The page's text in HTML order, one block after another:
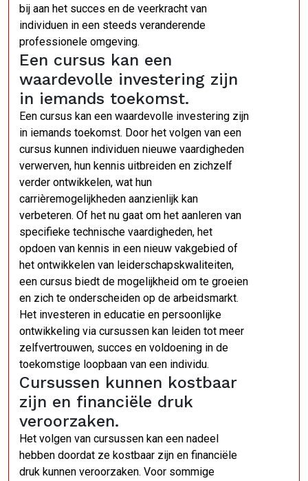
bij aan het succes en de veerkracht van
individuen in een steeds veranderende
professionele omgeving.
Een cursus kan een
waardevolle investering zijn
in iemands toekomst.
Een cursus kan een waardevolle investering zijn
in iemands toekomst. Door het volgen van een
cursus kunnen individuen nieuwe vaardigheden
verwerven, hun kennis uitbreiden en zichzelf
verder ontwikkelen, wat hun
carrièremogelijkheden aanzienlijk kan
verbeteren. Of het nu gaat om het aanleren van
specifieke technische vaardigheden, het
opdoen van kennis in een nieuw vakgebied of
het ontwikkelen van leiderschapskwaliteiten,
een cursus biedt de mogelijkheid om te groeien
en zich te onderscheiden op de arbeidsmarkt.
Het investeren in educatie en persoonlijke
ontwikkeling via cursussen kan leiden tot meer
zelfvertrouwen, succes en voldoening in de
toekomstige loopbaan van een individu.
Cursussen kunnen kostbaar
zijn en financiële druk
veroorzaken.
Het volgen van cursussen kan een nadeel
hebben doordat ze kostbaar zijn en financiële
druk kunnen veroorzaken. Voor sommige